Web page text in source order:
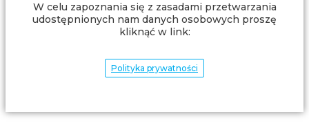
W celu zapoznania się z zasadami przetwarzania
udostępnionych nam danych osobowych proszę
kliknąć w link:
Polityka prywatności